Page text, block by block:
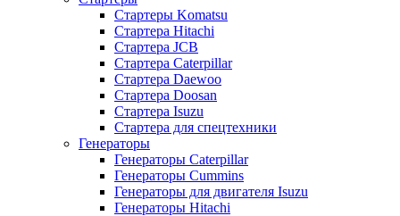
Стартеры Komatsu
Стартера Hitachi
Стартера JCB
Стартера Caterpillar
Стартера Daewoo
Стартера Doosan
Стартера Isuzu
Стартера для спецтехники
Генераторы
Генераторы Caterpillar
Генераторы Cummins
Генераторы для двигателя Isuzu
Генераторы Hitachi